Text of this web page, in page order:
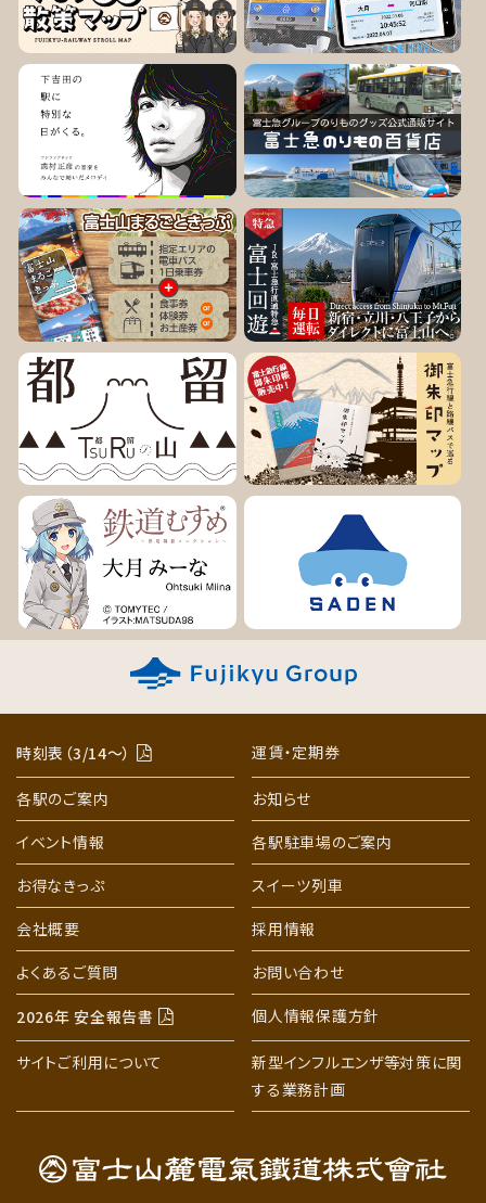
時刻表（3/14〜） 運賃・定期券
各駅のご案内
お知らせ
イベント情報
各駅駐車場のご案内
お得なきっぷ
スイーツ列車
会社概要
採用情報
よくあるご質問
お問い合わせ
2026年 安全報告書 個人情報保護方針
サイトご利用について
新型インフルエンザ等対策に関
する業務計画